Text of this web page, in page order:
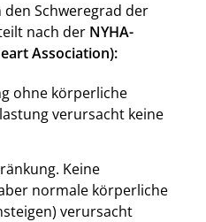
Schweregrad der
nach der NYHA-
Association):
ohne körperliche
verursacht keine
Keine
normale körperliche
verursacht